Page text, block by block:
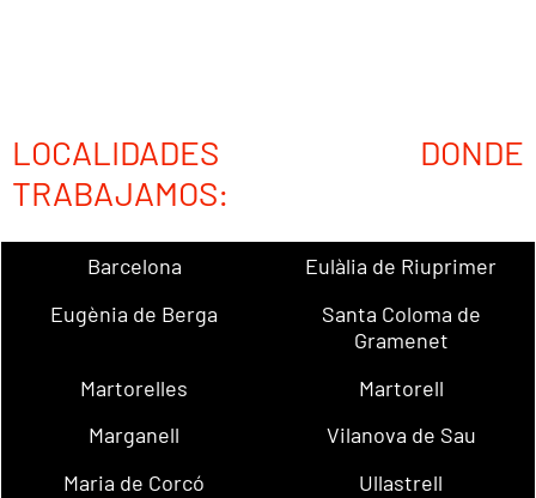
LOCALIDADES DONDE
TRABAJAMOS:
Barcelona
Eulàlia de Riuprimer
Eugènia de Berga
Santa Coloma de
Gramenet
Martorelles
Martorell
Marganell
Vilanova de Sau
Maria de Corcó
Ullastrell